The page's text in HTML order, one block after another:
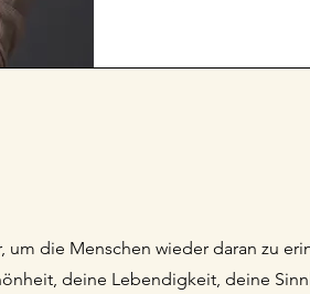
um die Menschen wieder daran zu
deine Lebendigkeit, deine